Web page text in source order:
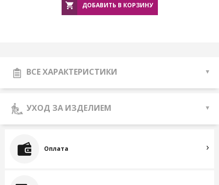
ДОБАВИТЬ В КОРЗИНУ
ВСЕ ХАРАКТЕРИСТИКИ
УХОД ЗА ИЗДЕЛИЕМ
Оплата